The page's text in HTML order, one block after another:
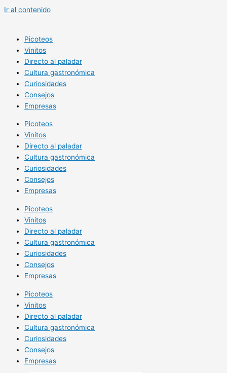
Ir al contenido
Picoteos
Vinitos
Directo al paladar
Cultura gastronómica
Curiosidades
Consejos
Empresas
Picoteos
Vinitos
Directo al paladar
Cultura gastronómica
Curiosidades
Consejos
Empresas
Picoteos
Vinitos
Directo al paladar
Cultura gastronómica
Curiosidades
Consejos
Empresas
Picoteos
Vinitos
Directo al paladar
Cultura gastronómica
Curiosidades
Consejos
Empresas